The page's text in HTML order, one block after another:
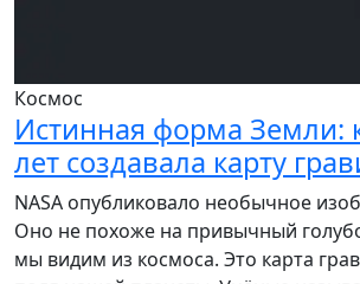
Космос
Истинная форма Земли:
лет создавала карту
NASA опубликовало необычное
Оно не похоже на привычный
мы видим из космоса. Это карта